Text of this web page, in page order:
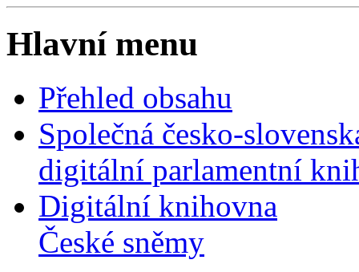
Hlavní menu
Přehled obsahu
Společná česko-
digitální parlamentní
Digitální knihovna
České sněmy